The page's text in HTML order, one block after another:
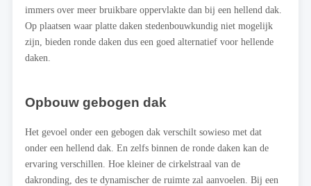
immers over meer bruikbare oppervlakte dan bij een hellend dak.
Op plaatsen waar platte daken stedenbouwkundig niet mogelijk
zijn, bieden ronde daken dus een goed alternatief voor hellende
daken.
Opbouw gebogen dak
Het gevoel onder een gebogen dak verschilt sowieso met dat
onder een hellend dak. En zelfs binnen de ronde daken kan de
ervaring verschillen. Hoe kleiner de cirkelstraal van de
dakronding, des te dynamischer de ruimte zal aanvoelen. Bij een